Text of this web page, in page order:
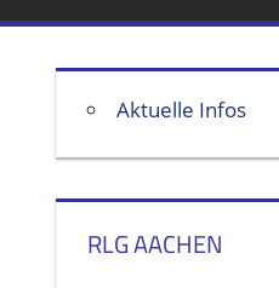
Aktuelle Infos
RLG AACHEN